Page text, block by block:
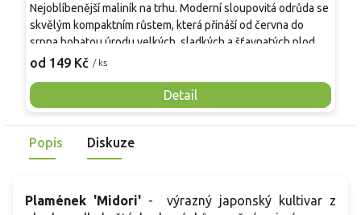
od 149 Kč / ks
Detail
Nejoblíbenější maliník na trhu. Moderní sloupovitá odrůda se
skvělým kompaktním růstem, která přináší od června do
srpna bohatou úrodu velkých, sladkých a šťavnatých plodů.
Pevné vzpřímené výhony tvoří elegantní habitus bez
Mrazuvzdornost do −25 °C a spolehlivá vitalita z něj dělají
skvělou volbu pro každého pěstitele.
Popis Diskuze
Plamének 'Midori'- výrazný japonský kultivar z